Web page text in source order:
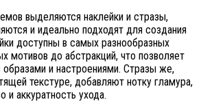
выделяются наклейки и стразы,
и идеально подходят для создания
доступны в самых разнообразных
мотивов до абстракций, что позволяет
образами и настроениями. Стразы же,
текстуре, добавляют нотку гламура,
и аккуратность ухода.